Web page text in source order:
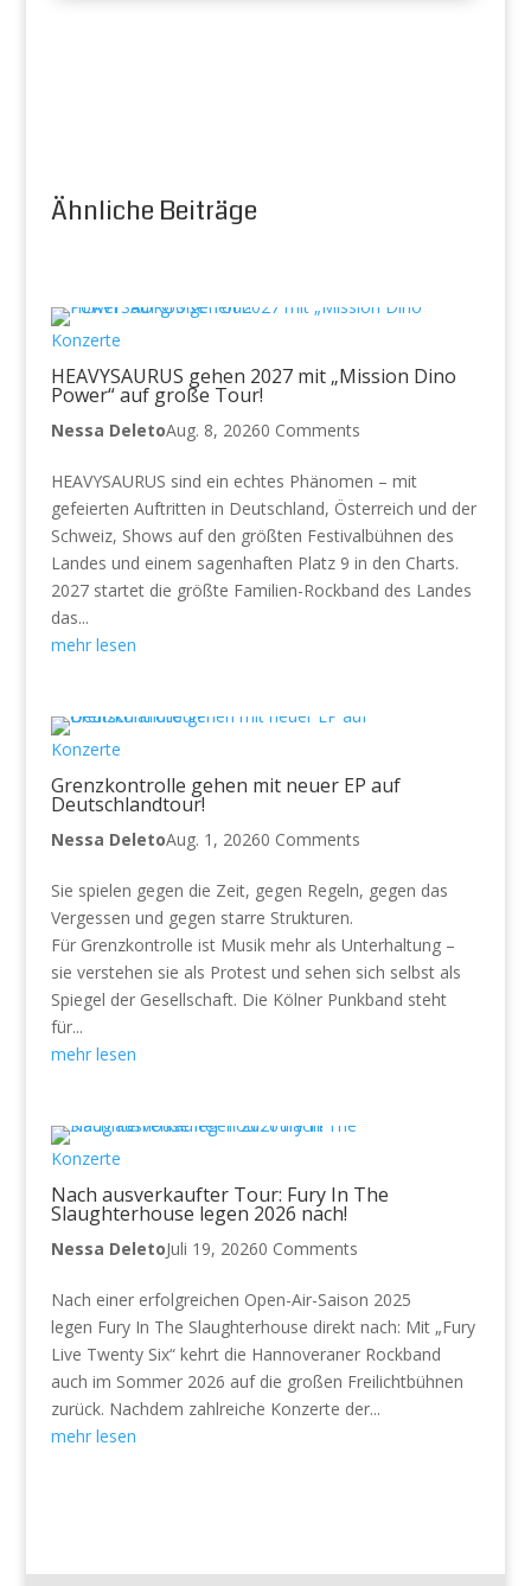
Ähnliche Beiträge
Konzerte
HEAVYSAURUS gehen 2027 mit „Mission Dino
Power“ auf große Tour!
Nessa DeletoAug. 8, 20260 Comments
HEAVYSAURUS sind ein echtes Phänomen – mit
gefeierten Auftritten in Deutschland, Österreich und der
Schweiz, Shows auf den größten Festivalbühnen des
Landes und einem sagenhaften Platz 9 in den Charts.
2027 startet die größte Familien-Rockband des Landes
das...
mehr lesen
Konzerte
Grenzkontrolle gehen mit neuer EP auf
Deutschlandtour!
Nessa DeletoAug. 1, 20260 Comments
Sie spielen gegen die Zeit, gegen Regeln, gegen das
Vergessen und gegen starre Strukturen.
Für Grenzkontrolle ist Musik mehr als Unterhaltung –
sie verstehen sie als Protest und sehen sich selbst als
Spiegel der Gesellschaft. Die Kölner Punkband steht
für...
mehr lesen
Konzerte
Nach ausverkaufter Tour: Fury In The
Slaughterhouse legen 2026 nach!
Nessa DeletoJuli 19, 20260 Comments
Nach einer erfolgreichen Open-Air-Saison 2025
legen Fury In The Slaughterhouse direkt nach: Mit „Fury
Live Twenty Six“ kehrt die Hannoveraner Rockband
auch im Sommer 2026 auf die großen Freilichtbühnen
zurück. Nachdem zahlreiche Konzerte der...
mehr lesen